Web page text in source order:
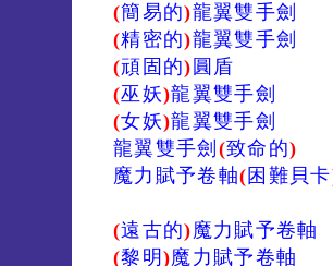
(簡易的)龍翼雙手劍
(精密的)龍翼雙手劍
(頑固的) 圓盾
(巫妖)龍翼雙手劍
(女妖)龍翼雙手劍
龍翼雙手劍 (致命的)
魔力賦予卷軸( 困難貝卡
(遠古的)魔力賦予卷軸
(黎明)魔力賦予卷軸